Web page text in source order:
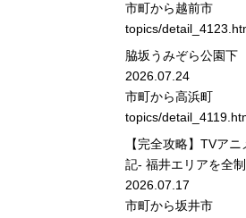
市町から越前市
topics/
脇坂うみぞら公園
2026.07.24
市町から高浜町
topics/
【完全攻略】TVア
記- 福井エリアを全
2026.07.17
市町から坂井市